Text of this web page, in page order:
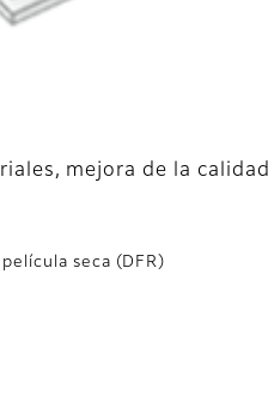
mejora de la calidad
seca (DFR)